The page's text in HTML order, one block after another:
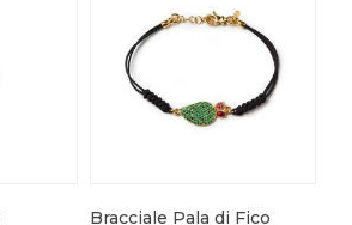
Bracciale Pala di Fico